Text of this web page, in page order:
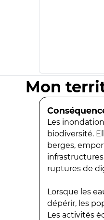
Mon
Les
biodiversité.
berges,
ruptures de
Lorsque les
dépérir, les
Les activités